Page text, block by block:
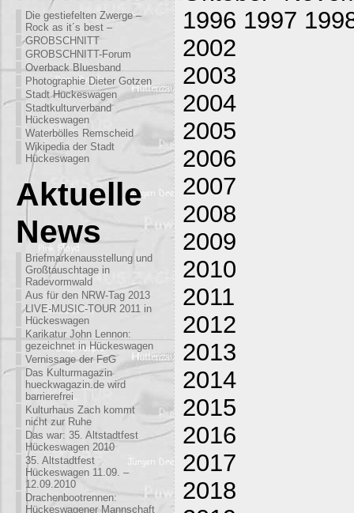
Die gestiefelten Zwerge –
Rock as it´s best –
GROBSCHNITT
GROBSCHNITT-Forum
Overback Bluesband
Photographie Dieter Gotzen
Stadt Hückeswagen
Stadtkulturverband
Hückeswagen
Waterbölles Remscheid
Wikipedia der Stadt
Hückeswagen
Aktuelle
News
Briefmarkenausstellung und
Großtauschtage in
Radevormwald
Aus für den NRW-Tag 2013
LIVE-MUSIC-TOUR 2011 in
Hückeswagen
Karikatur John Lennon:
gezeichnet in Hückeswagen
Vernissage der FeG
Das Kulturmagazin
hueckwagazin.de wird
barrierefrei
Kulturhaus Zach kommt
nicht zur Ruhe
Das war: 35. Altstadtfest
Hückeswagen 2010
35. Altstadtfest
Hückeswagen 11.09. –
12.09.2010
Drachenbootrennen:
Hückeswagener Mannschaft
1996 1997
2002
2003
2004
2005
2006
2007
2008
2009
2010
2011
2012
2013
2014
2015
2016
2017
2018